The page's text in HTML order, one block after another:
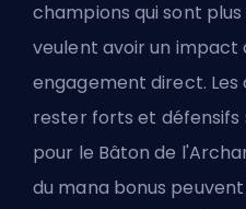
champions qui sont
veulent avoir un
engagement direct.
rester forts et défensifs
pour le Bâton de
du mana bonus